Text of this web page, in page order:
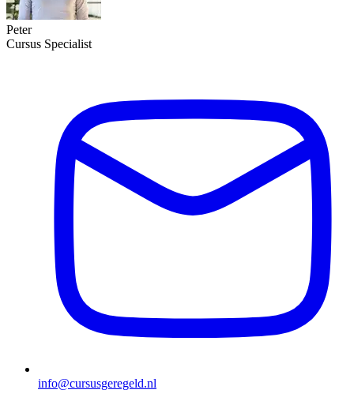
Peter
Cursus Specialist
info@cursusgeregeld.nl